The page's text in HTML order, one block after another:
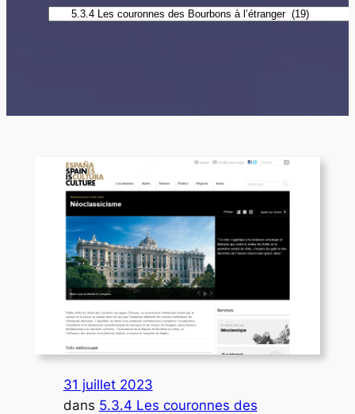
Catégories
31 juillet 2023
dans 5.3.4 Les couronnes des